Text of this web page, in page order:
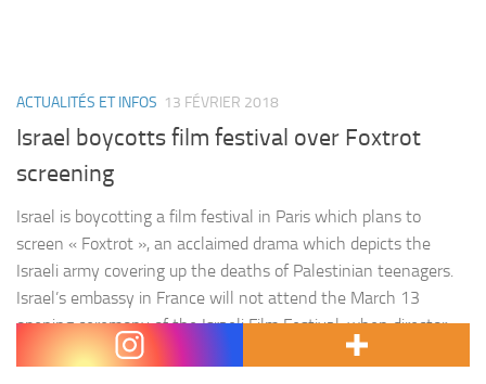
ACTUALITÉS ET INFOS 13 FÉVRIER 2018
Israel boycotts film festival over Foxtrot
screening
Israel is boycotting a film festival in Paris which plans to
screen « Foxtrot », an acclaimed drama which depicts the
Israeli army covering up the deaths of Palestinian teenagers.
Israel’s embassy in France will not attend the March 13
opening ceremony of the Israeli Film Festival, when director
Samuel Maoz’s movie will be screened, because organisers…